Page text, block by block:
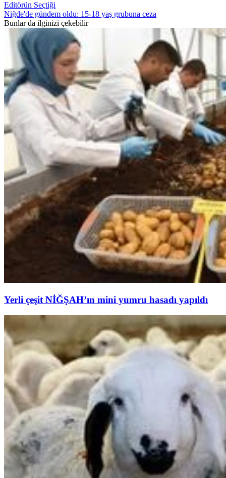
Editörün Seçtiği
Niğde'de gündem oldu: 15-18 yaş grubuna ceza
Bunlar da ilginizi çekebilir
Yerli çeşit NİĞŞAH’ın mini yumru hasadı yapıldı